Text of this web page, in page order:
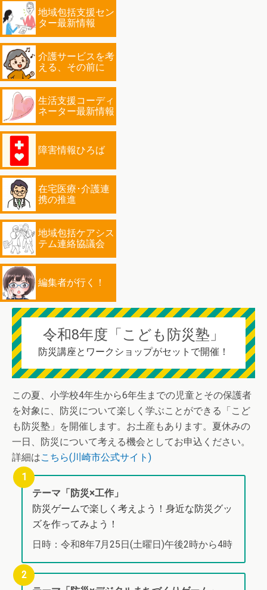
地域包括支援セン
ター最新情報
介護サービスを考
える、その前に
生活支援コーディ
ネーター最新情報
障害情報ひろば
在宅医療･介護連
携の推進
地域包括ケアシス
テム連絡協議会
編集者が行く！
令和8年度「こども防災塾」
防災講座とワークショップがセットで開催！
この夏、小学校4年生から6年生までの児童とその保護者
を対象に、防災について楽しく学ぶことができる「こど
も防災塾」を開催します。お土産もあります。夏休みの
一日、防災について考える機会としてお申込ください。
詳細はこちら(川崎市公式サイト)
テーマ「防災×工作」
防災ゲームで楽しく考えよう！身近な防災グッ
ズを作ってみよう！
日時：令和8年7月25日(土曜日)午後2時から4時